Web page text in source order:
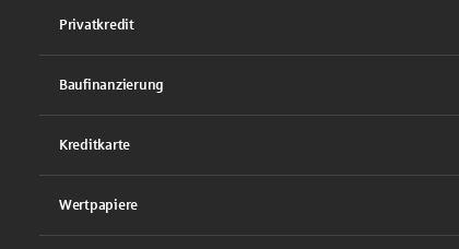
Privatkredit
Baufinanzierung
Kreditkarte
Wertpapiere